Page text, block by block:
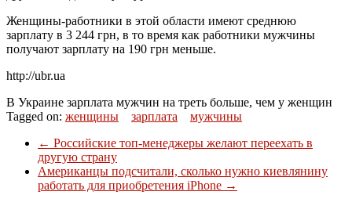
Женщины-работники в этой области имеют среднюю
зарплату в 3 244 грн, в то время как работники мужчины
получают зарплату на 190 грн меньше.
http://ubr.ua
В Украине зарплата мужчин на треть больше, чем у женщин
Tagged on: женщины зарплата
мужчины
← Российские топ-менеджеры желают переехать в
другую страну
Американцы подсчитали, сколько нужно киевлянину
работать для приобретения iPhone →